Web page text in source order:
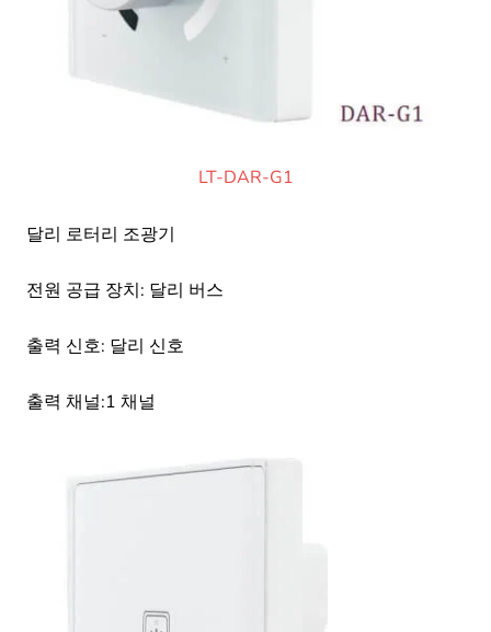
LT-DAR-G1
달리 로터리 조광기
전원 공급 장치: 달리 버스
출력 신호: 달리 신호
출력 채널:1 채널